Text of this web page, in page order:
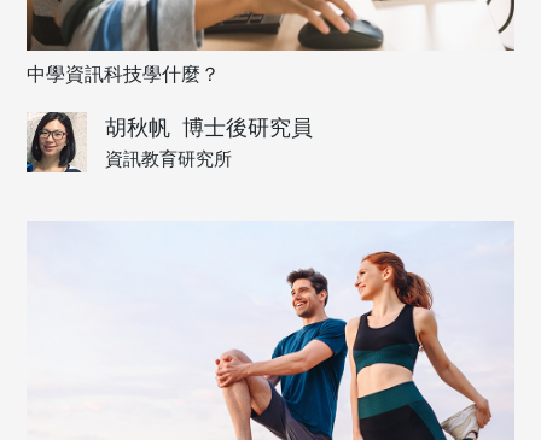
中學資訊科技學什麼？
胡秋帆 博士後研究員
資訊教育研究所